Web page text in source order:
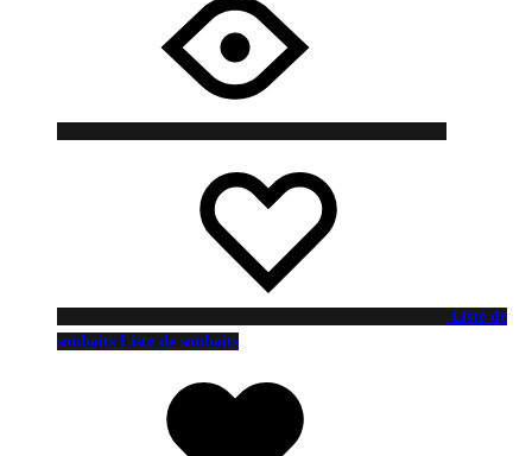
Liste de
souhaits Liste de souhaits